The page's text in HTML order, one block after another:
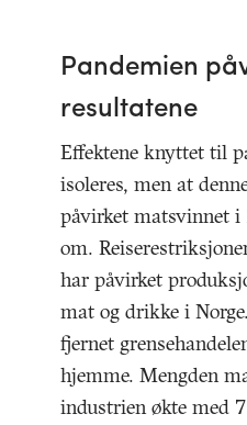
Pandemien
resultatene
Effektene knyttet til
isoleres, men at
påvirket matsvinnet
om.
har påvirket
mat og drikke i
fjernet
hjemme. Mengden
industrien økte med